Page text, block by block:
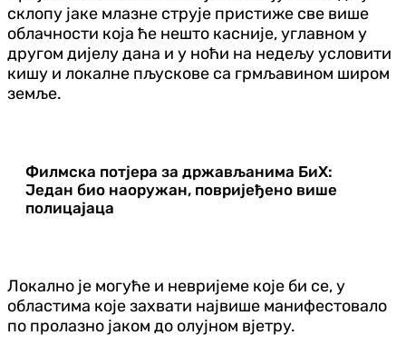
склопу јаке млазне струје пристиже све више
облачности која ће нешто касније, углавном у
другом дијелу дана и у ноћи на недељу условити
кишу и локалне пљускове са грмљавином широм
земље.
Филмска потјера за држављанима БиХ:
Један био наоружан, повријеђено више
полицајаца
Локално је могуће и невријеме које би се, у
областима које захвати највише манифестовало
по пролазно јаком до олујном вјетру.